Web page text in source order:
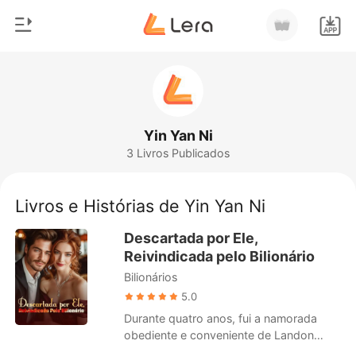
Baixar App
Lobisomem
Romance
Bilionários
Ranking
Yin Yan Ni
3 Livros Publicados
Livros e Histórias de Yin Yan Ni
Descartada por Ele,
Reivindicada pelo Bilionário
Bilionários
5.0
Durante quatro anos, fui a namorada
obediente e conveniente de Landon